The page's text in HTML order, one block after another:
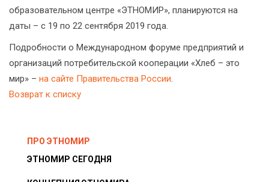
образовательном центре «ЭТНОМИР», планируются на
даты – с 19 по 22 сентября 2019 года.
Подробности о Международном форуме предприятий и
организаций потребительской кооперации «Хлеб – это
мир» – на сайте Правительства России.
Возврат к списку
ПРО ЭТНОМИР
ЭТНОМИР СЕГОДНЯ